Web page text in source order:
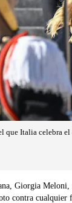
que Italia celebra el
Giorgia
contra cualquier